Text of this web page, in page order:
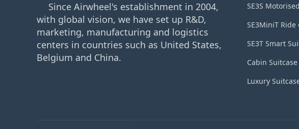
Since Airwheel's establishment in 2004,
with global vision, we have set up R&D,
marketing, manufacturing and logistics
centers in countries such as United States,
Belgium and China.
SE3S
SE3MiniT
SE3T Smart
Cabin Suitcase
Luxury